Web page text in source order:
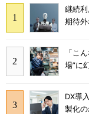
継続
期待
「こ
場”に
DX導
製化の